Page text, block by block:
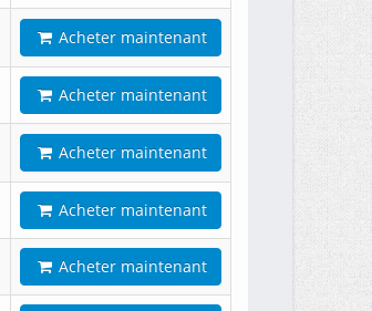
Acheter maintenant
Acheter maintenant
Acheter maintenant
Acheter maintenant
Acheter maintenant